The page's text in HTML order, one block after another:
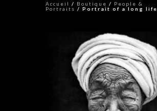
Accueil / Boutique / People &
Portraits / Portrait of a long life